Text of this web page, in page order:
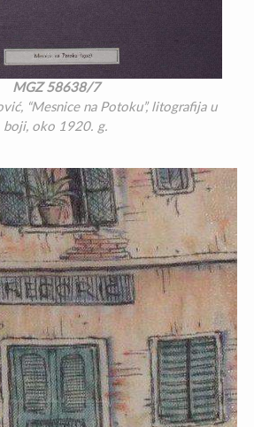
MGZ 58638/7
“Mesnice na Potoku”, litografija u
boji, oko 1920. g.